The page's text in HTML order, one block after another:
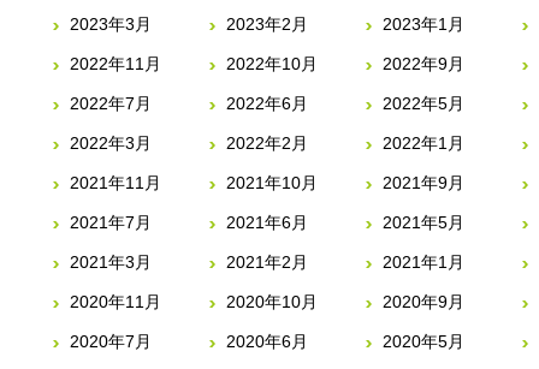
2023年3月 2023年2月 2023年1月
2022年11月 2022年10月 2022年9月
2022年7月 2022年6月 2022年5月
2022年3月 2022年2月 2022年1月
2021年11月 2021年10月 2021年9月
2021年7月 2021年6月 2021年5月
2021年3月 2021年2月 2021年1月
2020年11月 2020年10月 2020年9月
2020年7月 2020年6月 2020年5月